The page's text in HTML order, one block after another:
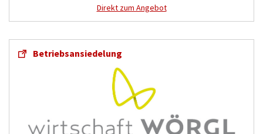
Direkt zum Angebot
Betriebsansiedelung